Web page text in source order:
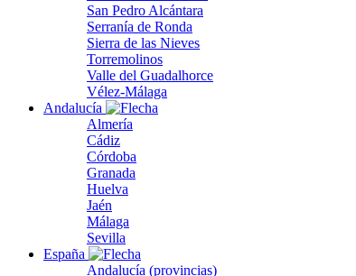
San Pedro Alcántara
Serranía de Ronda
Sierra de las Nieves
Torremolinos
Valle del Guadalhorce
Vélez-Málaga
Andalucía
Almería
Cádiz
Córdoba
Granada
Huelva
Jaén
Málaga
Sevilla
España
Andalucía (provincias)